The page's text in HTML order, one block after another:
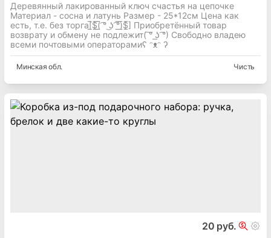
Деревянный лакированный ключ счастья на цепочке
Материал - сосна и латунь Размер - 25*12см Цена как
есть, т.е. без торга[̲̅$̲̅(̲̅ ͡° ͜ʖ ͡°̲̅)̲̅$̲̅] Приобретённый товар
возврату и обмену не подлежит( ͠° ͟ʖ ͡°) Свободно владею
всеми почтовыми операторамиʕ ᵔᴥᵔ ʔ
Минская обл. Чисть
20 руб.